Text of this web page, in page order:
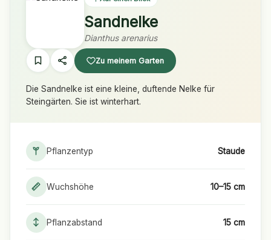
Sandnelke
Dianthus arenarius
Zu meinem Garten
Die Sandnelke ist eine kleine, duftende Nelke für
Steingärten. Sie ist winterhart.
Pflanzentyp Staude
Wuchshöhe 10–15 cm
Pflanzabstand 15 cm